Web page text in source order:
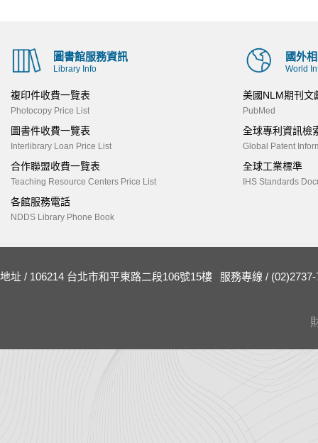
圖書館服務資訊
Library Info
複印件收費一覽表
Photocopy Price List
圖書件收費一覽表
Interlibrary Loan Price List
合作聯盟收費一覽表
Teaching Resource Centers Price List
各館服務電話
NDDS Library Phone Book
國外
World
美國NLM期刊文
PubMed
全球專利資訊檢
Global Patent
全球工業標準
IHS Standards
地址 / 106214 台北市和平東路二段106號15樓 服務專線 / (02)2737-